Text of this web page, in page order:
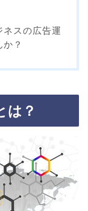
スの広告運
？
は？